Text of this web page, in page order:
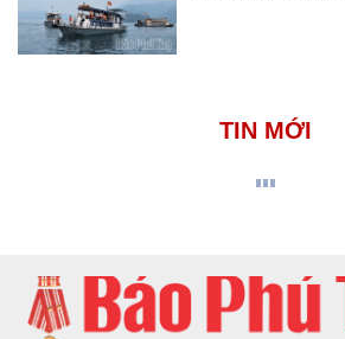
TIN MỚI